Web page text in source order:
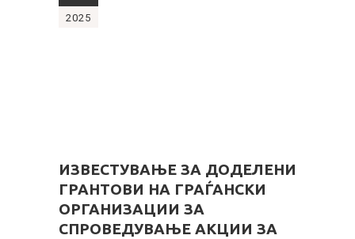
2025
ИЗВЕСТУВАЊЕ ЗА ДОДЕЛЕНИ
ГРАНТОВИ НА ГРАЃАНСКИ
ОРГАНИЗАЦИИ ЗА
СПРОВЕДУВАЊЕ АКЦИИ ЗА